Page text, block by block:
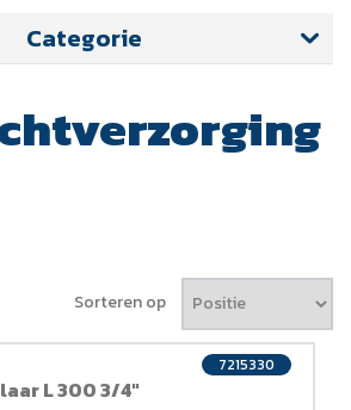
Categorie
Sorteren op
L 300 3/4"
7215330